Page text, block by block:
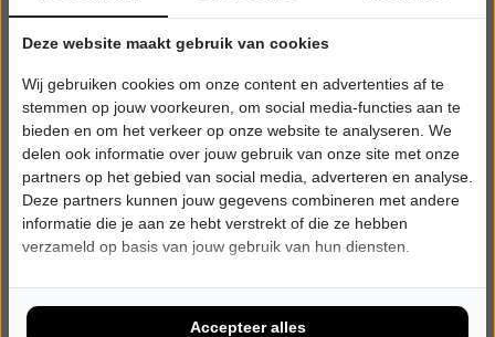
WOENSDAG 4 NOVEMBER 2026 • 20:00 UUR
Tunes from The Temple Bar
GC Den Egger
Scherpenheuvel-Zichem
POPULAIRE MUZIEK
Tickets
Meer info
Deze website maakt gebruik van cookies
Wij gebruiken cookies om onze content en advertenties af te
stemmen op jouw voorkeuren, om social media-functies aan te
bieden en om het verkeer op onze website te analyseren. We
delen ook informatie over jouw gebruik van onze site met onze
partners op het gebied van social media, adverteren en analyse.
Deze partners kunnen jouw gegevens combineren met andere
informatie die je aan ze hebt verstrekt of die ze hebben
verzameld op basis van jouw gebruik van hun diensten.
Accepteer alles